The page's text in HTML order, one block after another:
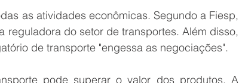
as atividades econômicas. Segundo a Fiesp,
reguladora do setor de transportes. Além disso,
de transporte "engessa as negociações".
pode superar o valor dos produtos. A